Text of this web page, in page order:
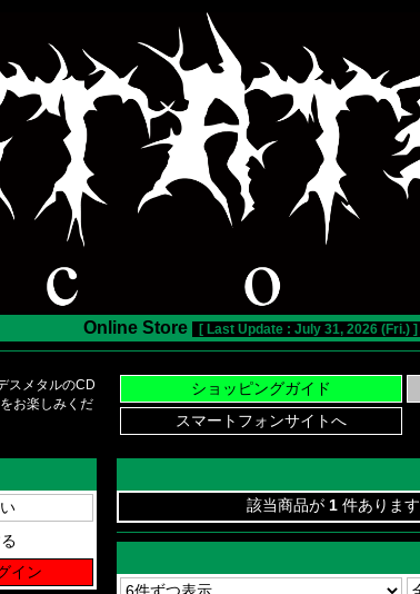
Online Store [ Last Update : July 31, 2026 (Fri.) ]
スメタルのCD
お楽しみくだ
該当商品が 1 件あります